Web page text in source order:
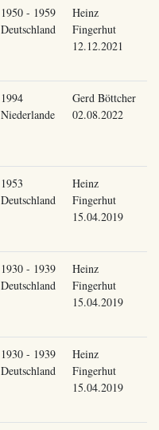
1950 - 1959
Deutschland
Heinz
Fingerhut
12.12.2021
1994
Niederlande
Gerd Böttcher
02.08.2022
1953
Deutschland
Heinz
Fingerhut
15.04.2019
1930 - 1939
Deutschland
Heinz
Fingerhut
15.04.2019
1930 - 1939
Deutschland
Heinz
Fingerhut
15.04.2019